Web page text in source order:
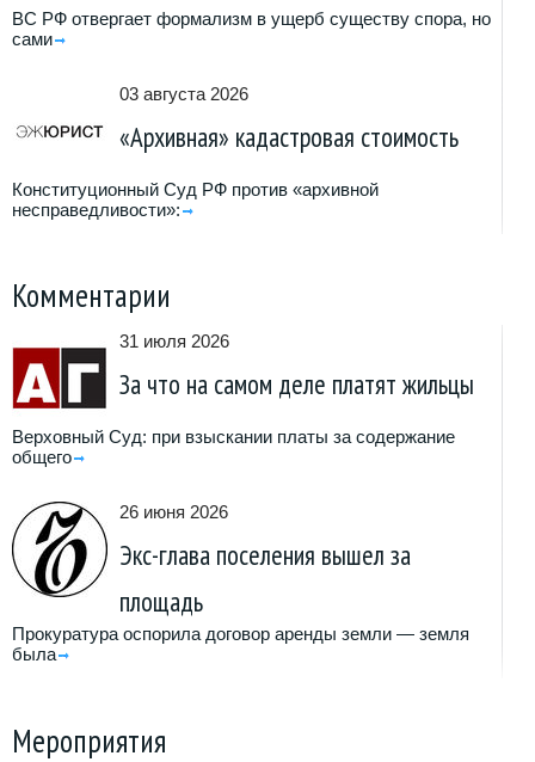
ВС РФ отвергает формализм в ущерб существу спора, но
сами
03 августа 2026
«Архивная» кадастровая стоимость
Конституционный Суд РФ против «архивной
несправедливости»:
Комментарии
31 июля 2026
За что на самом деле платят жильцы
Верховный Суд: при взыскании платы за содержание
общего
26 июня 2026
Экс-глава поселения вышел за
площадь
Прокуратура оспорила договор аренды земли — земля
была
Мероприятия